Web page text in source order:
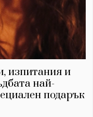
изпитания и
най-
подарък